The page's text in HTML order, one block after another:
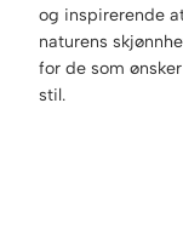
og inspirerende
naturens
for de som
stil.